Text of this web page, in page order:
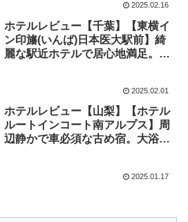
2025.02.16
ホテルレビュー【千葉】【東横イ
ン印旛(いんば)日本医大駅前】綺
麗な駅近ホテルで居心地満足。駐
2025.02.01
ホテルレビュー【山梨】【ホテル
ルートインコート南アルプス】周
辺静かで車必須な古め宿。大浴場
2025.01.17